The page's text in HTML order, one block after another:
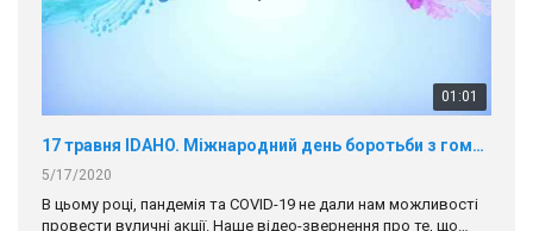
17 травня IDAHO. Міжнародний день боротьби з гомофобією трансфобією і біфобія.
В цьому році, пандемія та COVІD-19 не дали нам можливості
провести вуличні акції. Наше відео-звернення про те, що
навіть коли ми у різних містах та не можемо зустрінеться, ми
разом. Ми закликаємо всіх хто поділяє цінності рівності та
423 Просмотров • 37 Нравится • 1 Комментариев